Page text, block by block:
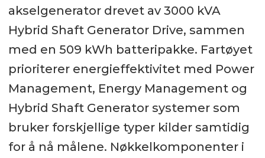
akselgenerator drevet av 3000 kVA
Hybrid Shaft Generator Drive, sammen
med en 509 kWh batteripakke. Fartøyet
prioriterer energieffektivitet med Power
Management, Energy Management og
Hybrid Shaft Generator systemer som
bruker forskjellige typer kilder samtidig
for å nå målene. Nøkkelkomponenter i